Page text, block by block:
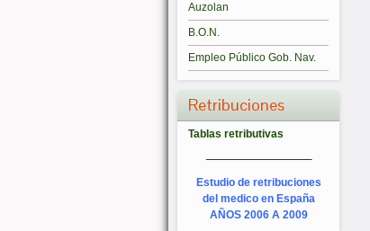
Auzolan
B.O.N.
Empleo Público Gob. Nav.
Retribuciones
Tablas retributivas
Estudio de retribuciones
del medico en España
AÑOS 2006 A 2009